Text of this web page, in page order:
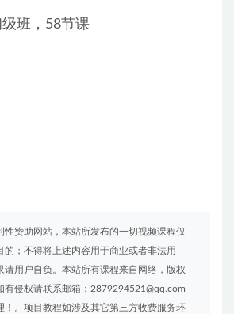
班，58节课
性赞助网站，本站所发布的一切视频课程仅
的；不得将上述内容用于商业或者非法用
请用户自负。本站所有课程来自网络，版权
有侵权请联系邮箱：2879294521@qq.com
！。项目教程如涉及其它第三方收费服务环